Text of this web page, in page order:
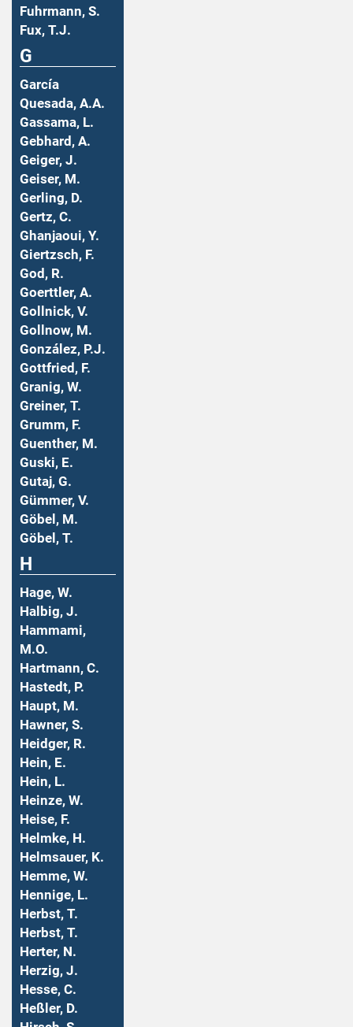
Fuhrmann, S.
Fux, T.J.
G
García
Quesada, A.A.
Gassama, L.
Gebhard, A.
Geiger, J.
Geiser, M.
Gerling, D.
Gertz, C.
Ghanjaoui, Y.
Giertzsch, F.
God, R.
Goerttler, A.
Gollnick, V.
Gollnow, M.
González, P.J.
Gottfried, F.
Granig, W.
Greiner, T.
Grumm, F.
Guenther, M.
Guski, E.
Gutaj, G.
Gümmer, V.
Göbel, M.
Göbel, T.
H
Hage, W.
Halbig, J.
Hammami,
M.O.
Hartmann, C.
Hastedt, P.
Haupt, M.
Hawner, S.
Heidger, R.
Hein, E.
Hein, L.
Heinze, W.
Heise, F.
Helmke, H.
Helmsauer, K.
Hemme, W.
Hennige, L.
Herbst, T.
Herbst, T.
Herter, N.
Herzig, J.
Hesse, C.
Heßler, D.